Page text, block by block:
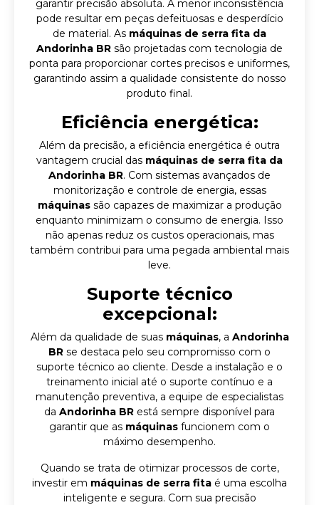
garantir precisão absoluta. A menor inconsistência
pode resultar em peças defeituosas e desperdício
de material. As máquinas de serra fita da
Andorinha BR são projetadas com tecnologia de
ponta para proporcionar cortes precisos e uniformes,
garantindo assim a qualidade consistente do nosso
produto final.
Eficiência energética:
Além da precisão, a eficiência energética é outra
vantagem crucial das máquinas de serra fita da
Andorinha BR. Com sistemas avançados de
monitorização e controle de energia, essas
máquinassão capazes de maximizar a produção
enquanto minimizam o consumo de energia. Isso
não apenas reduz os custos operacionais, mas
também contribui para uma pegada ambiental mais
leve.
Suporte técnico
excepcional:
Além da qualidade de suas máquinas, a Andorinha
BR se destaca pelo seu compromisso com o
suporte técnico ao cliente. Desde a instalação e o
treinamento inicial até o suporte contínuo e a
manutenção preventiva, a equipe de especialistas
da Andorinha BR está sempre disponível para
garantir que as máquinas funcionem com o
máximo desempenho.
Quando se trata de otimizar processos de corte,
investir em máquinas de serra fita é uma escolha
inteligente e segura. Com sua precisão